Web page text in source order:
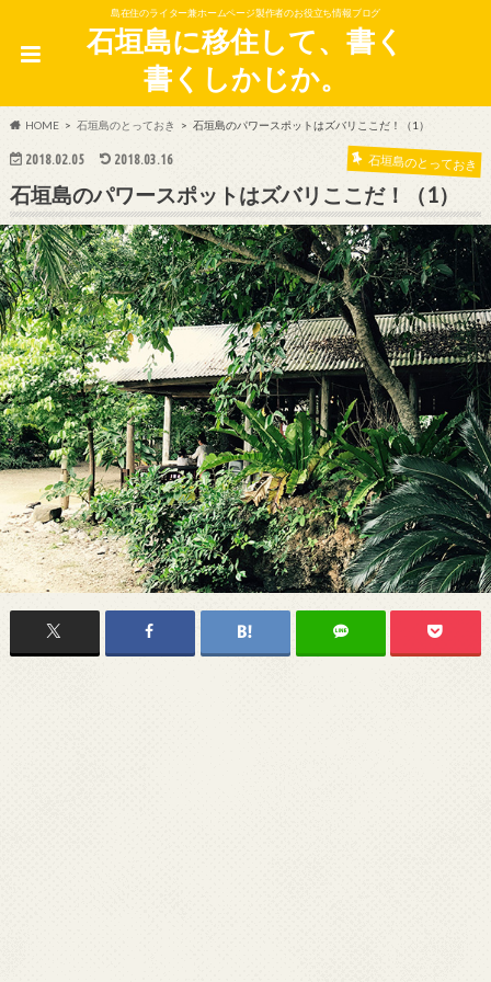
島在住のライター兼ホームページ製作者のお役立ち情報ブログ
石垣島に移住して、書く
書くしかじか。
HOME 石垣島のとっておき 石垣島のパワースポットはズバリここだ！（1）
2018.02.05 2018.03.16 石垣島のとっておき
石垣島のパワースポットはズバリここだ！（1）